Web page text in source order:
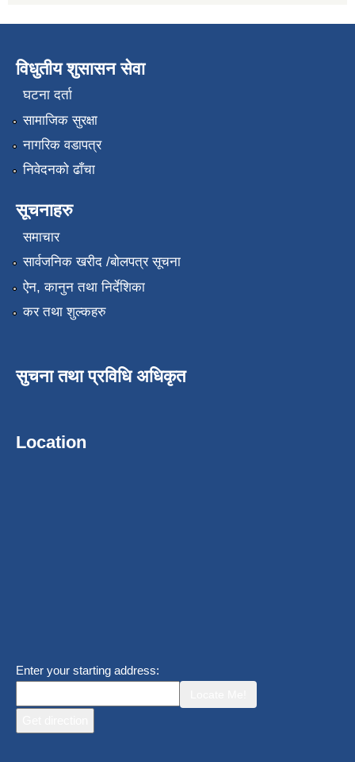
विधुतीय शुसासन सेवा
घटना दर्ता
सामाजिक सुरक्षा
नागरिक वडापत्र
निवेदनको ढाँचा
सूचनाहरु
समाचार
सार्वजनिक खरीद /बोलपत्र सूचना
ऐन, कानुन तथा निर्देशिका
कर तथा शुल्कहरु
सुचना तथा प्रविधि अधिकृत
Location
Enter your starting address: